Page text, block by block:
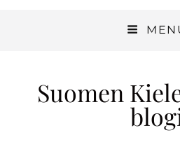
Suomen